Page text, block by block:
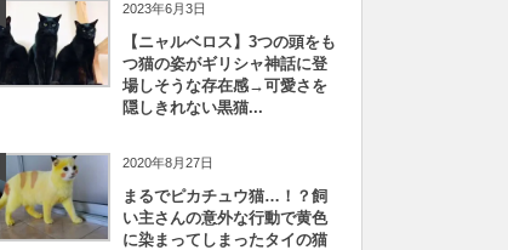
2023年6月3日
【ニャルベロス】3つの頭をも
つ猫の姿がギリシャ神話に登
場しそうな存在感→可愛さを
隠しきれない黒猫...
2020年8月27日
まるでピカチュウ猫…！？飼
い主さんの意外な行動で黄色
に染まってしまったタイの猫